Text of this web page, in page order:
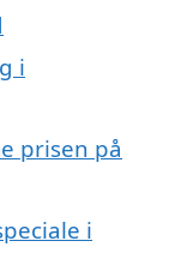
i
prisen på
i